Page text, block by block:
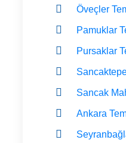
Öveçler
Pamuklar
Pursaklar
Sancak
Ankara